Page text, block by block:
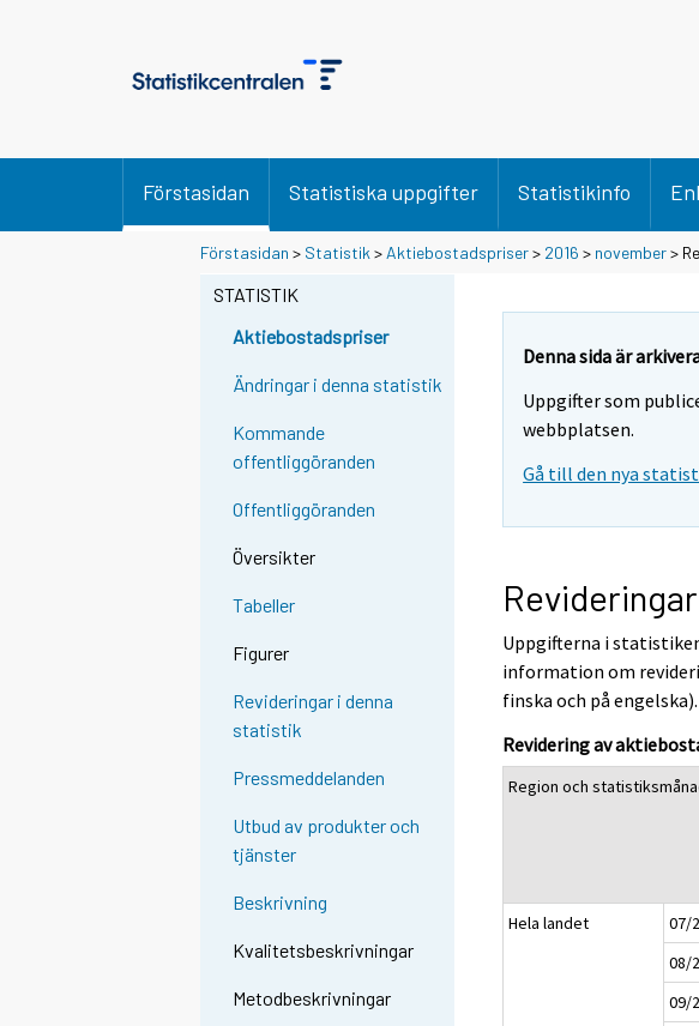
Förstasidan Statistiska uppgifter Statistikinfo
Förstasidan > Statistik > Aktiebostadspriser> 2016 > november>
STATISTIK
Aktiebostadspriser
Ändringar i denna statistik
Kommande
offentliggöranden
Offentliggöranden
Översikter
Tabeller
Figurer
Revideringar i denna
statistik
Pressmeddelanden
Utbud av produkter och
tjänster
Beskrivning
Kvalitetsbeskrivningar
Metodbeskrivningar
Denna sida är
Uppgifter som
webbplatsen.
Gå till den nya
Uppgifterna i
information om
finska och på engelska).
Revidering av
Region och
Hela landet 07/
08/
09/